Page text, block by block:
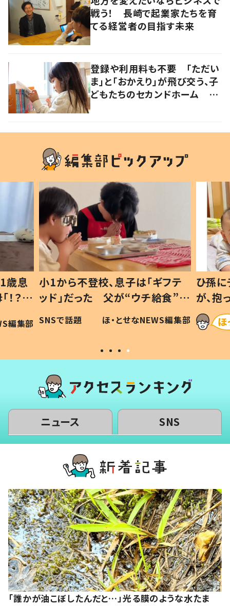
戦う！ 長崎で起業家たちを育
てる経営者の目指す未来
登録や利用料も不要 「ただい
ま」と「おかえり」が飛び交う、子
どもたちのセカンドホーム 岡
歳息
？」
編集部
小1から不登校、息子は「ギフテ
ッド」だった 父が“ウチ給食”を
作り続ける理由とは #令和の親
#令和の子
SNSで話題 ほ・とせなNEWS編集部
ひ孫
が、
「涙が
い」
ニュース SNS
「誰かが油こぼしたんだと…」光る膜のような水たま